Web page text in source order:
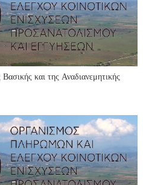
και της Αναδιανεμητικής